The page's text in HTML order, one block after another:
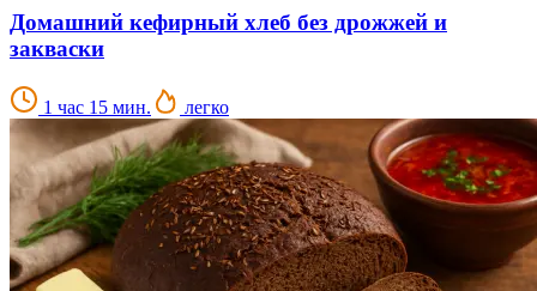
Домашний кефирный хлеб без дрожжей и
закваски
1 час 15 мин. легко